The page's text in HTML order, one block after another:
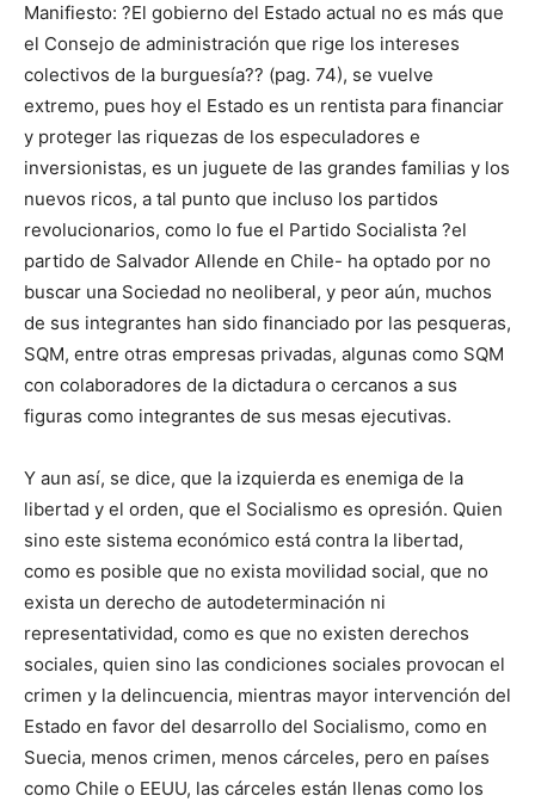
Manifiesto: ?El gobierno del Estado actual no es más que
el Consejo de administración que rige los intereses
colectivos de la burguesía?? (pag. 74), se vuelve
extremo, pues hoy el Estado es un rentista para financiar
y proteger las riquezas de los especuladores e
inversionistas, es un juguete de las grandes familias y los
nuevos ricos, a tal punto que incluso los partidos
revolucionarios, como lo fue el Partido Socialista ?el
partido de Salvador Allende en Chile- ha optado por no
buscar una Sociedad no neoliberal, y peor aún, muchos
de sus integrantes han sido financiado por las pesqueras,
SQM, entre otras empresas privadas, algunas como SQM
con colaboradores de la dictadura o cercanos a sus
figuras como integrantes de sus mesas ejecutivas.
Y aun así, se dice, que la izquierda es enemiga de la
libertad y el orden, que el Socialismo es opresión. Quien
sino este sistema económico está contra la libertad,
como es posible que no exista movilidad social, que no
exista un derecho de autodeterminación ni
representatividad, como es que no existen derechos
sociales, quien sino las condiciones sociales provocan el
crimen y la delincuencia, mientras mayor intervención del
Estado en favor del desarrollo del Socialismo, como en
Suecia, menos crimen, menos cárceles, pero en países
como Chile o EEUU, las cárceles están llenas como los